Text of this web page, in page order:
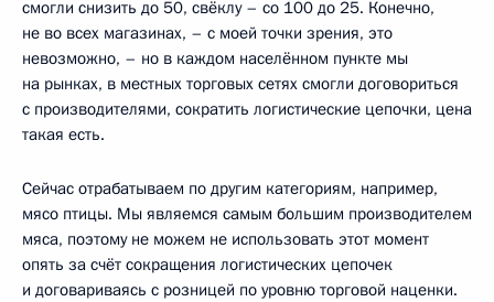
смогли снизить до 50, свёклу – со 100 до 25. Конечно,
не во всех магазинах, – с моей точки зрения, это
невозможно, – но в каждом населённом пункте мы
на рынках, в местных торговых сетях смогли договориться
с производителями, сократить логистические цепочки, цена
такая есть.
Сейчас отрабатываем по другим категориям, например,
мясо птицы. Мы являемся самым большим производителем
мяса, поэтому не можем не использовать этот момент
опять за счёт сокращения логистических цепочек
и договариваясь с розницей по уровню торговой наценки.